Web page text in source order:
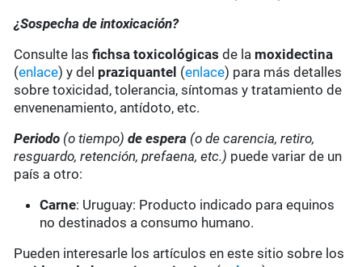
¿Sospecha de intoxicación?
Consulte lasfichsa toxicológicas de la moxidectina
(enlace) y del praziquantel (enlace) para más detalles
sobre toxicidad, tolerancia, síntomas y tratamiento de
envenenamiento, antídoto, etc.
Periodo (o tiempo) de espera (o de carencia, retiro,
resguardo, retención, prefaena, etc.) puede variar de un
país a otro:
Carne: Uruguay: Producto indicado para equinos
no destinados a consumo humano.
Pueden interesarle los artículos en este sitio sobre los